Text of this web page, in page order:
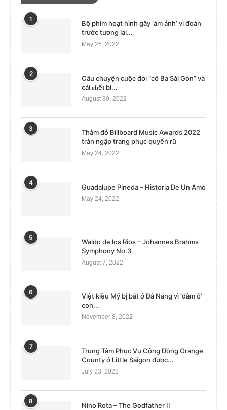
1
Bộ phim hoạt hình gây ‘ám ảnh’ vì đoán
trước tương lai...
May 26, 2022
2
Câu chuyện cuộc đời “cô Ba Sài Gòn” và
cái 𝐜𝐡ế𝐭 bi...
August 30, 2022
3
Thảm đỏ Billboard Music Awards 2022
tràn ngập trang phục quyến rũ
May 24, 2022
4
Guadalupe Pineda – Historia De Un Amo
May 24, 2022
5
Waldo de los Rios – Johannes Brahms
Symphony No.3
August 7, 2022
6
Việt kiều Mỹ bị bắt ở Đà Nẵng vì ‘dâm ô’
con...
November 8, 2022
7
Trung Tâm Phục Vụ Cộng Đồng Orange
County ở Little Saigon được...
July 23, 2022
8
Nino Rota – The Godfather II